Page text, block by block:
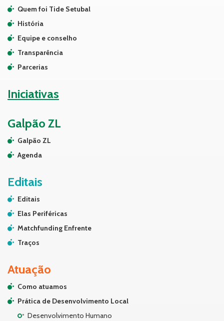
Quem foi Tide Setubal
História
Equipe e conselho
Transparência
Parcerias
Iniciativas
Galpão ZL
Galpão ZL
Agenda
Editais
Editais
Elas Periféricas
Matchfunding Enfrente
Traços
Atuação
Como atuamos
Prática de Desenvolvimento Local
Desenvolvimento Humano